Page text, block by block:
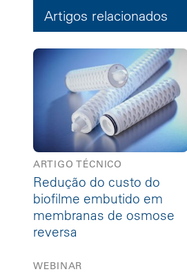
Artigos relacionados
ARTIGO TÉCNICO
Redução do custo do
biofilme embutido em
membranas de osmose
reversa
WEBINAR